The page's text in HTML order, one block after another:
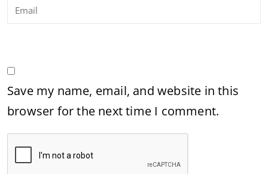
Save my name, email, and website in this
browser for the next time I comment.